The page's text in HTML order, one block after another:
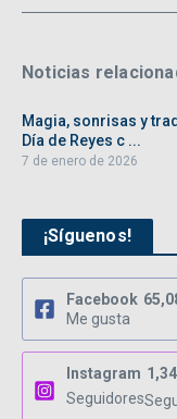
Noticias
Magia, sonrisas y
Día de Reyes c ...
7 de enero de 2026
¡Síguenos!
Facebook
Me gusta
Instagram
Seguidores